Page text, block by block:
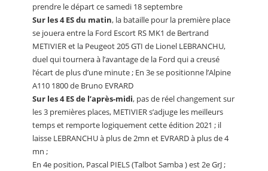
prendre le départ ce samedi 18 septembre
Sur les 4 ES du matin, la bataille pour la première place
se jouera entre la Ford Escort RS MK1 de Bertrand
METIVIER et la Peugeot 205 GTI de Lionel LEBRANCHU,
duel qui tournera à l’avantage de la Ford qui a creusé
l’écart de plus d’une minute ; En 3e se positionne l’Alpine
A110 1800 de Bruno EVRARD
Sur les 4 ES de l’après-midi, pas de réel changement sur
les 3 premières places, METIVIER s’adjuge les meilleurs
temps et remporte logiquement cette édition 2021 ; il
laisse LEBRANCHU à plus de 2mn et EVRARD à plus de 4
mn ;
En 4e position, Pascal PIELS (Talbot Samba ) est 2e GrJ ;